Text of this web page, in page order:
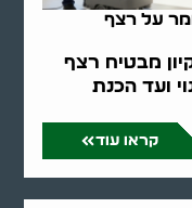
על רצף
מבטיח רצף
ועד הכנת
קראו עוד